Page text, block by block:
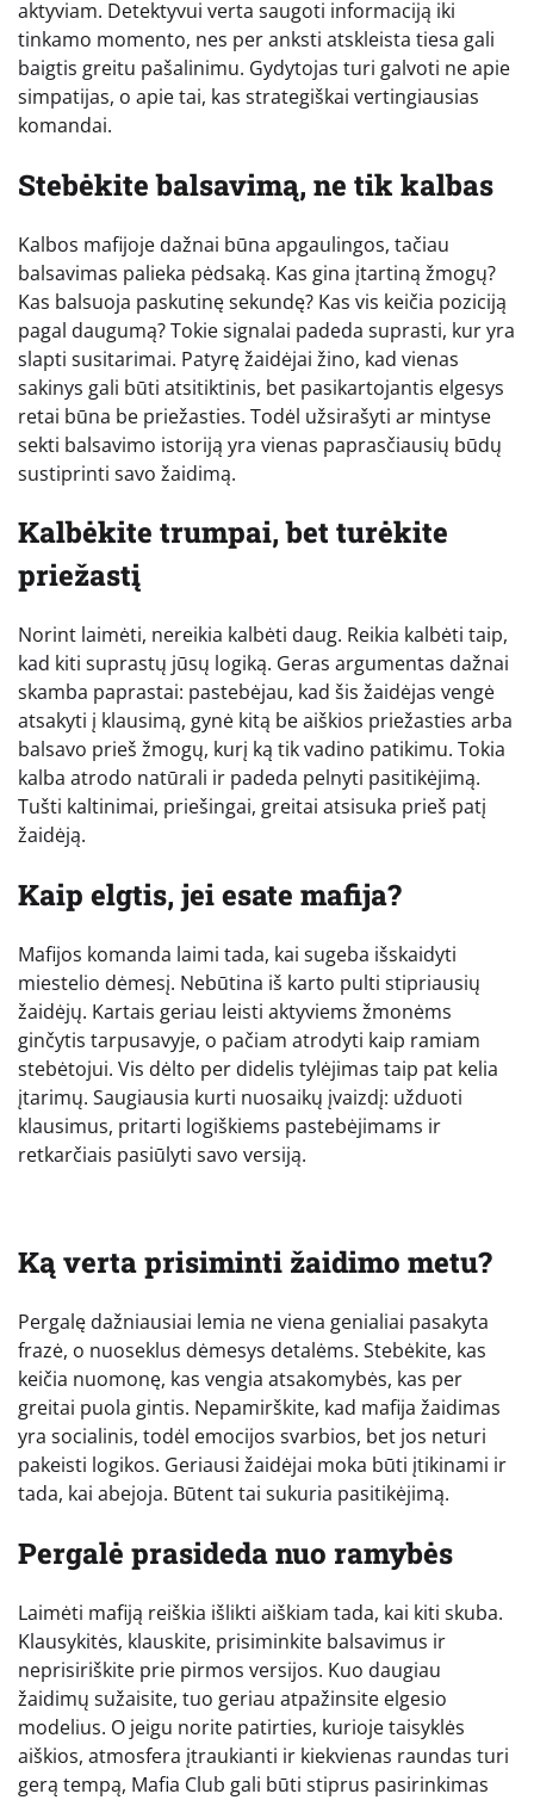
aktyviam. Detektyvui verta saugoti informaciją iki
tinkamo momento, nes per anksti atskleista tiesa gali
baigtis greitu pašalinimu. Gydytojas turi galvoti ne apie
simpatijas, o apie tai, kas strategiškai vertingiausias
komandai.
Stebėkite balsavimą, ne tik kalbas
Kalbos mafijoje dažnai būna apgaulingos, tačiau
balsavimas palieka pėdsaką. Kas gina įtartiną žmogų?
Kas balsuoja paskutinę sekundę? Kas vis keičia poziciją
pagal daugumą? Tokie signalai padeda suprasti, kur yra
slapti susitarimai. Patyrę žaidėjai žino, kad vienas
sakinys gali būti atsitiktinis, bet pasikartojantis elgesys
retai būna be priežasties. Todėl užsirašyti ar mintyse
sekti balsavimo istoriją yra vienas paprasčiausių būdų
sustiprinti savo žaidimą.
Kalbėkite trumpai, bet turėkite
priežastį
Norint laimėti, nereikia kalbėti daug. Reikia kalbėti taip,
kad kiti suprastų jūsų logiką. Geras argumentas dažnai
skamba paprastai: pastebėjau, kad šis žaidėjas vengė
atsakyti į klausimą, gynė kitą be aiškios priežasties arba
balsavo prieš žmogų, kurį ką tik vadino patikimu. Tokia
kalba atrodo natūrali ir padeda pelnyti pasitikėjimą.
Tušti kaltinimai, priešingai, greitai atsisuka prieš patį
žaidėją.
Kaip elgtis, jei esate mafija?
Mafijos komanda laimi tada, kai sugeba išskaidyti
miestelio dėmesį. Nebūtina iš karto pulti stipriausių
žaidėjų. Kartais geriau leisti aktyviems žmonėms
ginčytis tarpusavyje, o pačiam atrodyti kaip ramiam
stebėtojui. Vis dėlto per didelis tylėjimas taip pat kelia
įtarimų. Saugiausia kurti nuosaikų įvaizdį: užduoti
klausimus, pritarti logiškiems pastebėjimams ir
retkarčiais pasiūlyti savo versiją.
Ką verta prisiminti žaidimo metu?
Pergalę dažniausiai lemia ne viena genialiai pasakyta
frazė, o nuoseklus dėmesys detalėms. Stebėkite, kas
keičia nuomonę, kas vengia atsakomybės, kas per
greitai puola gintis. Nepamirškite, kad mafija žaidimas
yra socialinis, todėl emocijos svarbios, bet jos neturi
pakeisti logikos. Geriausi žaidėjai moka būti įtikinami ir
tada, kai abejoja. Būtent tai sukuria pasitikėjimą.
Pergalė prasideda nuo ramybės
Laimėti mafiją reiškia išlikti aiškiam tada, kai kiti skuba.
Klausykitės, klauskite, prisiminkite balsavimus ir
neprisiriškite prie pirmos versijos. Kuo daugiau
žaidimų sužaisite, tuo geriau atpažinsite elgesio
modelius. O jeigu norite patirties, kurioje taisyklės
aiškios, atmosfera įtraukianti ir kiekvienas raundas turi
gerą tempą, Mafia Club gali būti stiprus pasirinkimas